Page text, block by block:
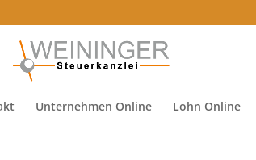
Unternehmen Online Lohn Online